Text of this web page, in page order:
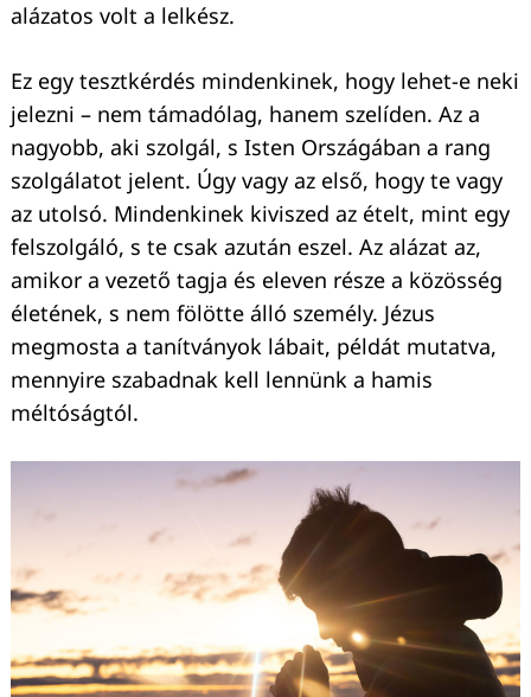
alázatos volt a lelkész.
Ez egy tesztkérdés mindenkinek, hogy lehet-e neki
jelezni – nem támadólag, hanem szelíden. Az a
nagyobb, aki szolgál, s Isten Országában a rang
szolgálatot jelent. Úgy vagy az első, hogy te vagy
az utolsó. Mindenkinek kiviszed az ételt, mint egy
felszolgáló, s te csak azután eszel. Az alázat az,
amikor a vezető tagja és eleven része a közösség
életének, s nem fölötte álló személy. Jézus
megmosta a tanítványok lábait, példát mutatva,
mennyire szabadnak kell lennünk a hamis
méltóságtól.
Keresés: